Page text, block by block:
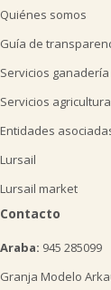
Quiénes somos
Guía de
Servicios ganadería
Servicios agricultura
Entidades
Lursail
Lursail market
Contacto
Araba: 945 285099
Granja Modelo